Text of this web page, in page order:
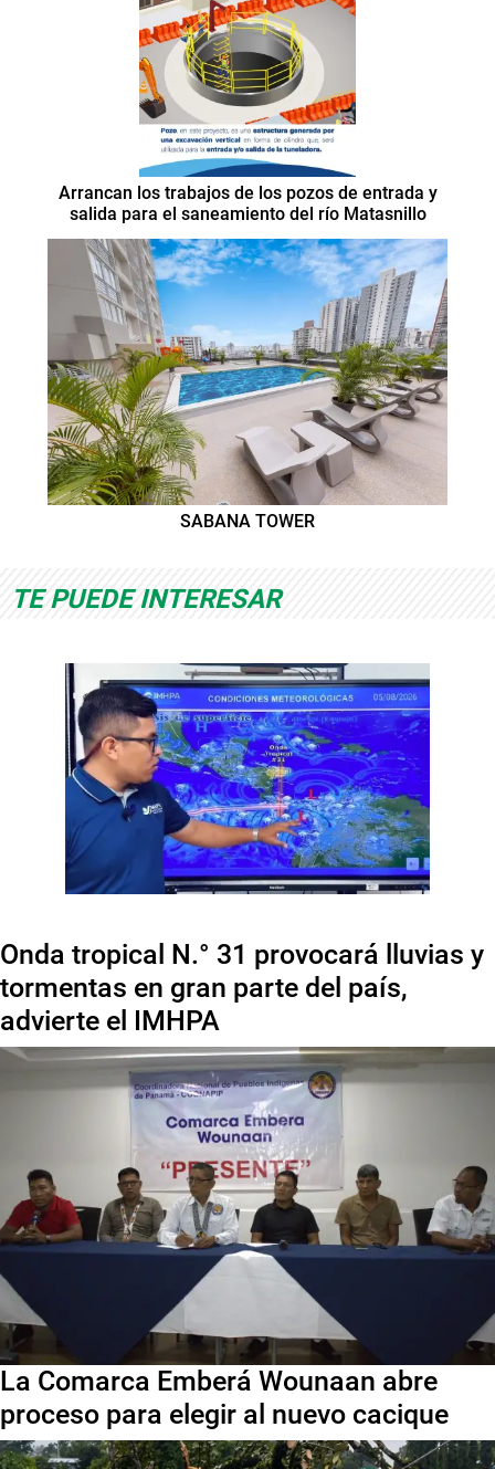
Arrancan los trabajos de los pozos de entrada y
salida para el saneamiento del río Matasnillo
SABANA TOWER
TE PUEDE INTERESAR
Onda tropical N.° 31 provocará lluvias y
tormentas en gran parte del país,
advierte el IMHPA
La Comarca Emberá Wounaan abre
proceso para elegir al nuevo cacique